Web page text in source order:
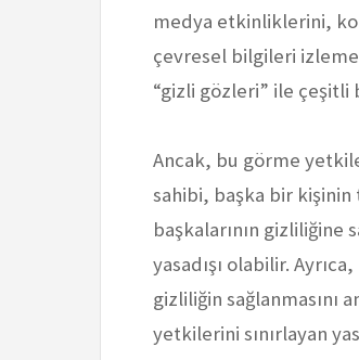
medya etkinliklerini,
çevresel bilgileri
“gizli gözleri” ile çeşitli
Ancak, bu görme
sahibi, başka bir
başkalarının gizliliğine
yasadışı olabilir.
gizliliğin sağlanmasını
yetkilerini sınırlayan